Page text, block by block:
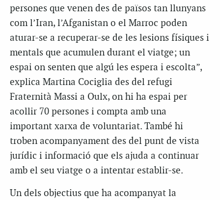
persones que venen des de països tan llunyans
com l’Iran, l’Afganistan o el Marroc poden
aturar-se a recuperar-se de les lesions físiques i
mentals que acumulen durant el viatge; un
espai on senten que algú les espera i escolta”,
explica Martina Cociglia des del refugi
Fraternità Massi a Oulx, on hi ha espai per
acollir 70 persones i compta amb una
important xarxa de voluntariat. També hi
troben acompanyament des del punt de vista
jurídic i informació que els ajuda a continuar
amb el seu viatge o a intentar establir-se.
Un dels objectius que ha acompanyat la